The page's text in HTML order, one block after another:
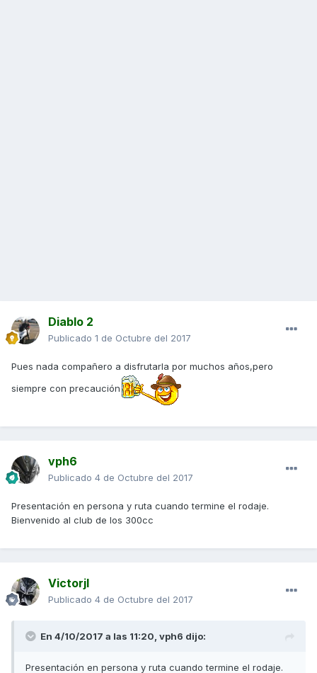
Diablo 2
Publicado 1 de Octubre del 2017
Pues nada compañero a disfrutarla por muchos años,pero
siempre con precaución
vph6
Publicado 4 de Octubre del 2017
Presentación en persona y ruta cuando termine el rodaje.
Bienvenido al club de los 300cc
Victorjl
Publicado 4 de Octubre del 2017
En 4/10/2017 a las 11:20, vph6 dijo:
Presentación en persona y ruta cuando termine el rodaje.